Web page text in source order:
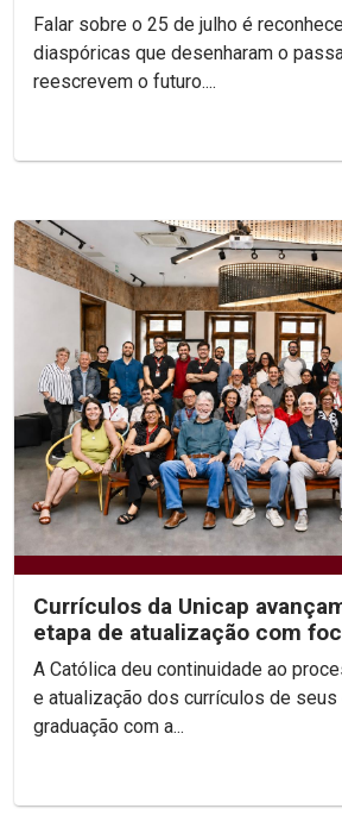
Falar sobre o 25 de julho é
diaspóricas que desenharam o
reescrevem o futuro....
Currículos da Unicap
etapa de atualização com
competências e habilidades
A Católica deu continuidade ao
e atualização dos currículos de
graduação com a...